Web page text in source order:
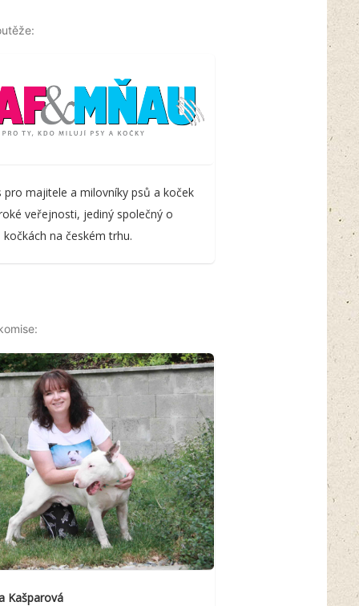
pro majitele a milovníky psů a koček
veřejnosti, jediný společný o
kočkách na českém trhu.
Kašparová